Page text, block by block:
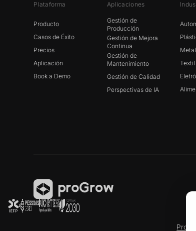
Plataforma
Producto
Casos de Éxito
Precios
Aplicación
Book a Demo
Aplicaciones
Gestión de
Producción
Gestión de Mejora
Continua
Gestión de
Mantenimiento
Gestión de Calidad
Perspectivas de IA
Textil